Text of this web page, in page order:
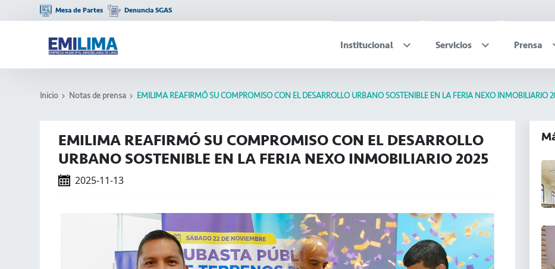
Mesa de Partes Denuncia SGAS
Institucional Servicios Prensa
Inicio Notas de prensa EMILIMA REAFIRMÓ SU COMPROMISO CON EL DESARROLLO URBANO SOSTENIBLE EN LA FERIA NEXO INMOBILIARIO
EMILIMA REAFIRMÓ SU COMPROMISO CON EL DESARROLLO
URBANO SOSTENIBLE EN LA FERIA NEXO INMOBILIARIO 2025
2025-11-13